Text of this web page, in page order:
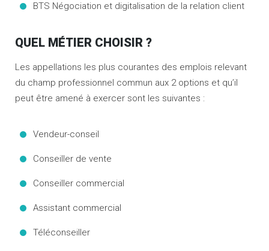
BTS Négociation et digitalisation de la relation client
QUEL MÉTIER CHOISIR ?
Les appellations les plus courantes des emplois relevant
du champ professionnel commun aux 2 options et qu’il
peut être amené à exercer sont les suivantes :
Vendeur-conseil
Conseiller de vente
Conseiller commercial
Assistant commercial
Téléconseiller